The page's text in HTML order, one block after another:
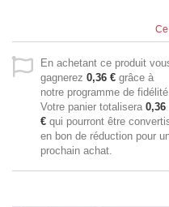
En achetant ce produit
gagnerez 0,36 € grâce à
notre programme de
Votre panier totalisera 0,36
€ qui pourront être
en bon de réduction pour
prochain achat.